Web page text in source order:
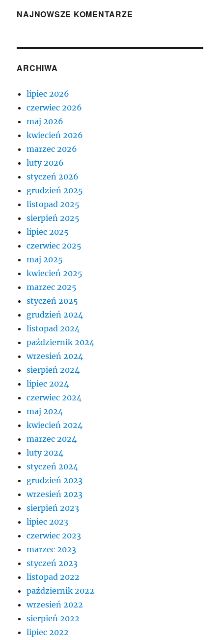
NAJNOWSZE KOMENTARZE
ARCHIWA
lipiec 2026
czerwiec 2026
maj 2026
kwiecień 2026
marzec 2026
luty 2026
styczeń 2026
grudzień 2025
listopad 2025
sierpień 2025
lipiec 2025
czerwiec 2025
maj 2025
kwiecień 2025
marzec 2025
styczeń 2025
grudzień 2024
listopad 2024
październik 2024
wrzesień 2024
sierpień 2024
lipiec 2024
czerwiec 2024
maj 2024
kwiecień 2024
marzec 2024
luty 2024
styczeń 2024
grudzień 2023
wrzesień 2023
sierpień 2023
lipiec 2023
czerwiec 2023
marzec 2023
styczeń 2023
listopad 2022
październik 2022
wrzesień 2022
sierpień 2022
lipiec 2022